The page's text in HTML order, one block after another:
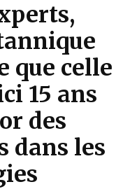
que celle
15 ans
des
dans les